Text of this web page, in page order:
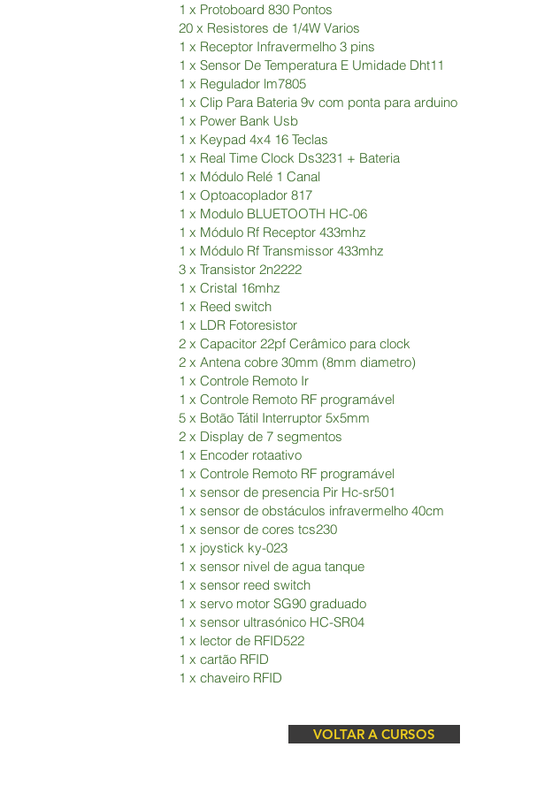
1 x Protoboard 830 Pontos
20 x Resistores de 1/4W Varios
1 x Receptor Infravermelho 3 pins
1 x Sensor De Temperatura E Umidade Dht11
1 x Regulador lm7805
1 x Clip Para Bateria 9v com ponta para arduino
1 x Power Bank Usb
1 x Keypad 4x4 16 Teclas
1 x Real Time Clock Ds3231 + Bateria
1 x Módulo Relé 1 Canal
1 x Optoacoplador 817
1 x Modulo BLUETOOTH HC-06
1 x Módulo Rf Receptor 433mhz
1 x Módulo Rf Transmissor 433mhz
3 x Transistor 2n2222
1 x Cristal 16mhz
1 x Reed switch
1 x LDR Fotoresistor
2 x Capacitor 22pf Cerâmico para clock
2 x Antena cobre 30mm (8mm diametro)
1 x Controle Remoto Ir
1 x Controle Remoto RF programável
5 x Botão Tátil Interruptor 5x5mm
2 x Display de 7 segmentos
1 x Encoder rotaativo
1 x Controle Remoto RF programável
1 x sensor de presencia Pir Hc-sr501
1 x sensor de obstáculos infravermelho 40cm
1 x sensor de cores tcs230
1 x joystick ky-023
1 x sensor nivel de agua tanque
1 x sensor reed switch
1 x servo motor SG90 graduado
1 x sensor ultrasónico HC-SR04
1 x lector de RFID522
1 x cartão RFID
1 x chaveiro RFID
VOLTAR A CURSOS